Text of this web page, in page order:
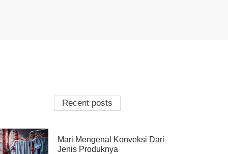
Recent posts
Mari Mengenal Konveksi Dari
Jenis Produknya